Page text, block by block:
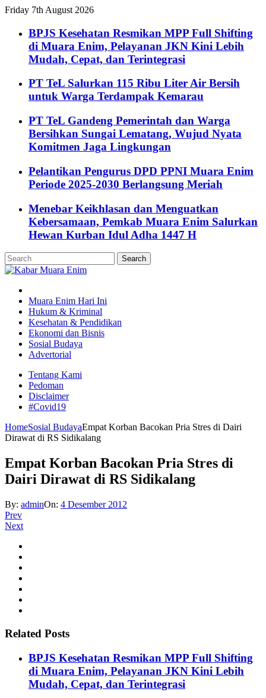
Friday 7th August 2026
BPJS Kesehatan Resmikan MPP Full Shifting
di Muara Enim, Pelayanan JKN Kini Lebih
Mudah, Cepat, dan Terintegrasi
PT TeL Salurkan 115 Ribu Liter Air Bersih
untuk Warga Terdampak Kemarau
PT TeL Gandeng Pemerintah dan Warga
Bersihkan Sungai Lematang, Wujud Nyata
Komitmen Jaga Lingkungan
Pelantikan Pengurus DPD PPNI Muara Enim
Periode 2025-2030 Berlangsung Meriah
Menebar Keikhlasan dan Menguatkan
Kebersamaan, Pemkab Muara Enim Salurkan
Hewan Kurban Idul Adha 1447 H
Muara Enim Hari Ini
Hukum & Kriminal
Kesehatan & Pendidikan
Ekonomi dan Bisnis
Sosial Budaya
Advertorial
Tentang Kami
Pedoman
Disclaimer
#Covid19
HomeSosial BudayaEmpat Korban Bacokan Pria Stres di Dairi
Dirawat di RS Sidikalang
Empat Korban Bacokan Pria Stres di
Dairi Dirawat di RS Sidikalang
By: adminOn: 4 Desember 2012
Prev
Next
Related Posts
BPJS Kesehatan Resmikan MPP Full Shifting
di Muara Enim, Pelayanan JKN Kini Lebih
Mudah, Cepat, dan Terintegrasi